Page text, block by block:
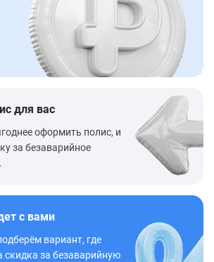
для вас
оформить полис, и
за безаварийное
с вами
вариант, где
скидка за безаварийную